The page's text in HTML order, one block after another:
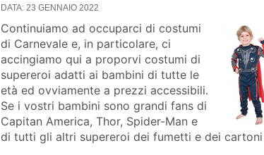
DATA: 23 GENNAIO 2022
Continuiamo ad occuparci di costumi
di Carnevale e, in particolare, ci
accingiamo qui a proporvi costumi di
supereroi adatti ai bambini di tutte le
età ed ovviamente a prezzi accessibili.
Se i vostri bambini sono grandi fans di
Capitan America, Thor, Spider-Man e
di tutti gli altri supereroi dei fumetti e dei